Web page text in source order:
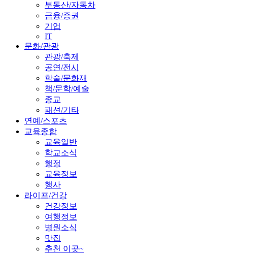
부동산/자동차
금융/증권
기업
IT
문화/관광
관광/축제
공연/전시
학술/문화재
책/문학/예술
종교
패션/기타
연예/스포츠
교육종합
교육일반
학교소식
행정
교육정보
행사
라이프/건강
건강정보
여행정보
병원소식
맛집
추천 이곳~